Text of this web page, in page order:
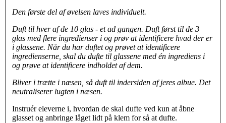
Den første del af øvelsen laves individuelt.
Duft til hver af de 10 glas - et ad gangen. Duft først til de 3
glas med flere ingredienser i og prøv at identificere hvad der er
i glassene. Når du har duftet og prøvet at identificere
ingredienserne, skal du dufte til glassene med én ingrediens i
og prøve at identificere indholdet af dem.
Bliver i trætte i næsen, så duft til indersiden af jeres albue. Det
neutraliserer lugten i næsen.
Instruér eleverne i, hvordan de skal dufte ved kun at åbne
glasset og anbringe låget lidt på klem for så at dufte.